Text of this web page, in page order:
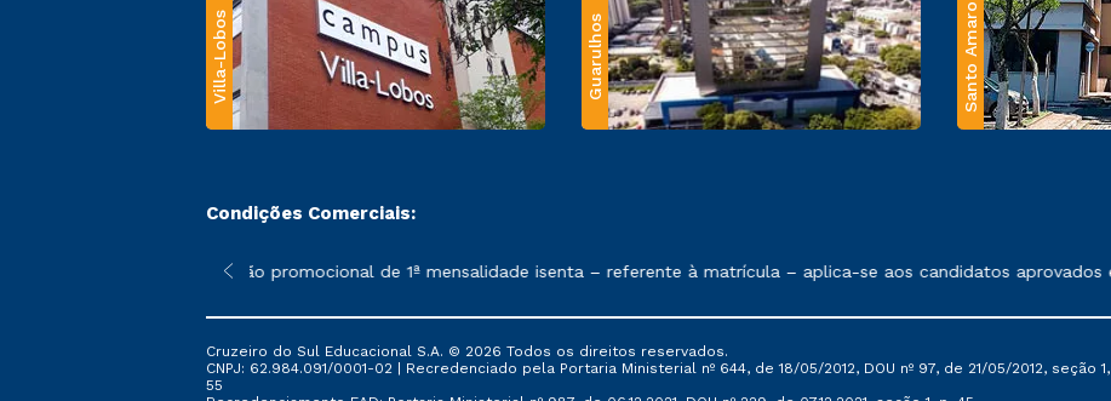
Villa-Lobos Guarulhos Santo Amaro
Condições Comerciais:
sofrer alterações nos períodos de rematrícula conforme exposto no contrato de prestação de serviços.
*A condição promocional de 1ª mensalidade isenta – referente à matrícula – aplica-se aos candidatos
Cruzeiro do Sul Educacional S.A. © 2026 Todos os direitos reservados.
CNPJ: 62.984.091/0001-02 | Recredenciado pela Portaria Ministerial nº 644, de 18/05/2012, DOU nº 97, de 21/05/2012, seção 1,
55